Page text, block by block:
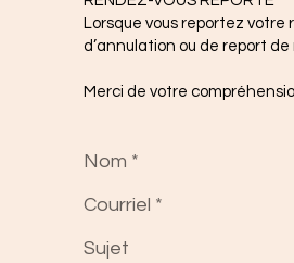
Lorsque vous reportez votre
d’annulation ou de report
Merci de votre